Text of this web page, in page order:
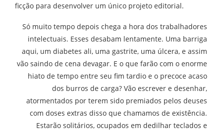
ficção para desenvolver um único projeto editorial.
Só muito tempo depois chega a hora dos trabalhadores
intelectuais. Esses desabam lentamente. Uma barriga
aqui, um diabetes ali, uma gastrite, uma úlcera, e assim
vão saindo de cena devagar. E o que farão com o enorme
hiato de tempo entre seu fim tardio e o precoce acaso
dos burros de carga? Vão escrever e desenhar,
atormentados por terem sido premiados pelos deuses
com doses extras disso que chamamos de existência.
Estarão solitários, ocupados em dedilhar teclados e